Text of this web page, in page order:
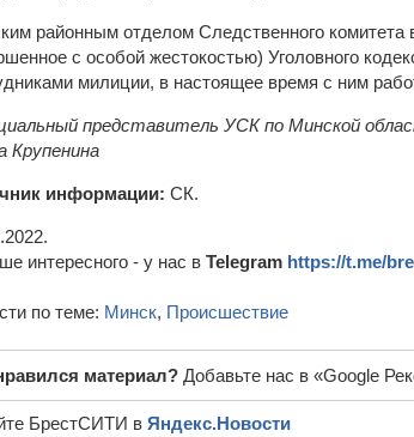
районным отделом Следственного комитета
с особой жестокостью) Уголовного
милиции, в настоящее время с ним
представитель УСК по Минской
Крупенина
информации: СК.
интересного - у нас в Telegram https://t.me/
по теме: Минск, Происшествие
материал? Добавьте нас в «Google
БрестСИТИ в Яндекс.Новости